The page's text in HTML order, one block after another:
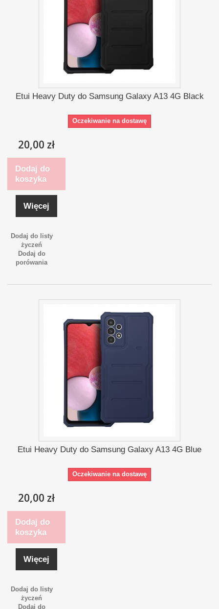
Etui Heavy Duty do Samsung Galaxy A13 4G Black
Oczekiwanie na dostawę
20,00 zł
Dodaj do
koszyka
Więcej
Dodaj do listy
życzeń
Dodaj do
porówania
Etui Heavy Duty do Samsung Galaxy A13 4G Blue
Oczekiwanie na dostawę
20,00 zł
Dodaj do
koszyka
Więcej
Dodaj do listy
życzeń
Dodaj do